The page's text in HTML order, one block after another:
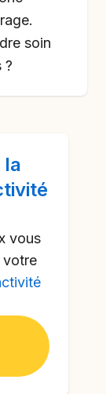
soin
?
la
vous
votre